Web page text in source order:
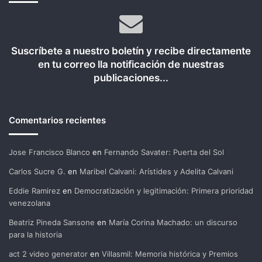
Suscríbete a nuestro boletín y recibe directamente
en tu correo lla notificación de nuestras
publicaciones...
Comentarios recientes
Jose Francisco Blanco en Fernando Savater: Puerta del Sol
Carlos Sucre G. en Maribel Calvani: Arístides y Adelita Calvani
Eddie Ramirez en Democratización y legitimación: Primera prioridad
venezolana
Beatriz Pineda Sansone en María Corina Machado: un discurso
para la historia
act 2 video generator en Villasmil: Memoria histórica y Premios